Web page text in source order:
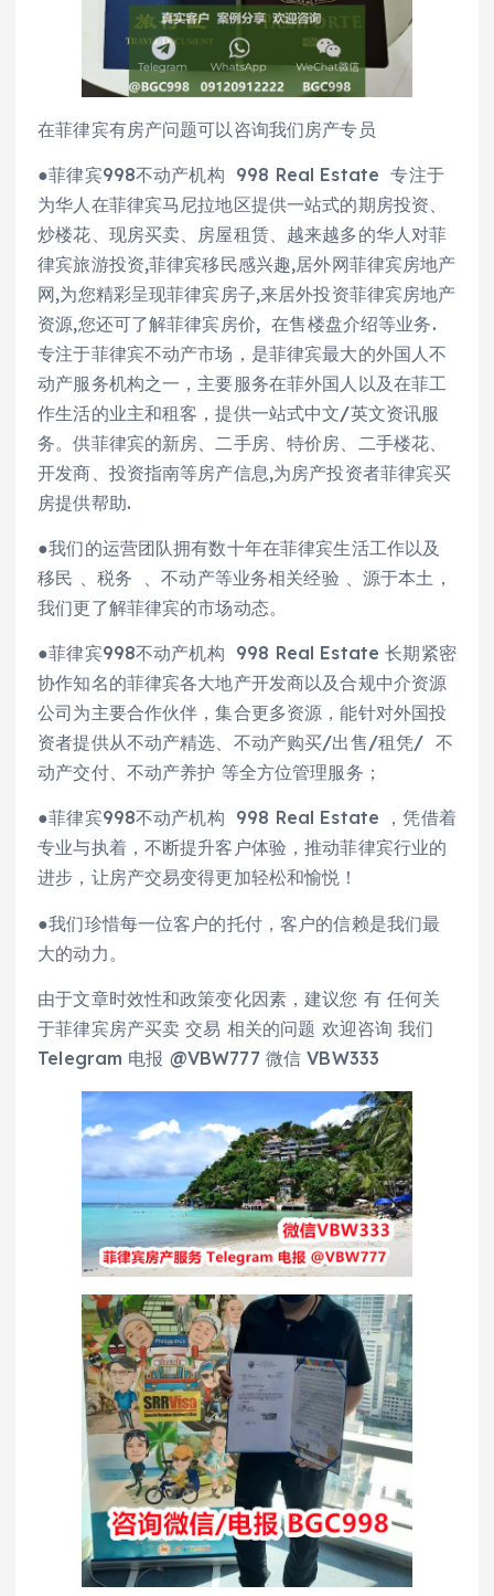
在菲律宾有房产问题可以咨询我们房产专员
●菲律宾998不动产机构 998 Real Estate 专注于
为华人在菲律宾马尼拉地区提供一站式的期房投资、
炒楼花、现房买卖、房屋租赁、越来越多的华人对菲
律宾旅游投资,菲律宾移民感兴趣,居外网菲律宾房地产
网,为您精彩呈现菲律宾房子,来居外投资菲律宾房地产
资源,您还可了解菲律宾房价, 在售楼盘介绍等业务.
专注于菲律宾不动产市场，是菲律宾最大的外国人不
动产服务机构之一，主要服务在菲外国人以及在菲工
作生活的业主和租客，提供一站式中文/英文资讯服
务。供菲律宾的新房、二手房、特价房、二手楼花、
开发商、投资指南等房产信息,为房产投资者菲律宾买
房提供帮助.
●我们的运营团队拥有数十年在菲律宾生活工作以及
移民 、税务 、不动产等业务相关经验 、源于本土，
我们更了解菲律宾的市场动态。
●菲律宾998不动产机构 998 Real Estate 长期紧密
协作知名的菲律宾各大地产开发商以及合规中介资源
公司为主要合作伙伴，集合更多资源，能针对外国投
资者提供从不动产精选、不动产购买/出售/租凭/ 不
动产交付、不动产养护 等全方位管理服务；
●菲律宾998不动产机构 998 Real Estate ，凭借着
专业与执着，不断提升客户体验，推动菲律宾行业的
进步，让房产交易变得更加轻松和愉悦！
●我们珍惜每一位客户的托付，客户的信赖是我们最
大的动力。
由于文章时效性和政策变化因素，建议您 有 任何关
于菲律宾房产买卖 交易 相关的问题 欢迎咨询 我们
Telegram 电报 @VBW777 微信 VBW333